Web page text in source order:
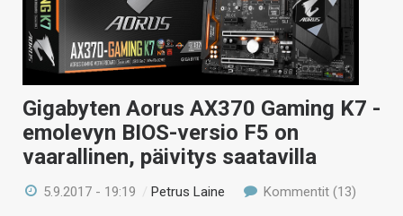
Gigabyten Aorus AX370 Gaming K7 -
emolevyn BIOS-versio F5 on
vaarallinen, päivitys saatavilla
5.9.2017 - 19:19 /Petrus Laine Kommentit (13)